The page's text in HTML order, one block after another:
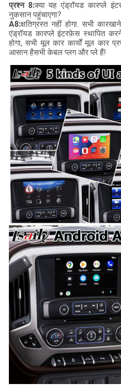
प्रश्न 8:क्या यह एंड्रॉयड कारप्ले
नुकसान पहुंचाएगा?
A8:क्षतिग्रस्त नहीं होगा. सभी
एंड्रॉयड कारप्ले इंटरफ़ेस स्थापित
होगा, सभी मूल कार कार्यों मूल कार
आसान हैसभी केबल प्लग और प्ले हैं!